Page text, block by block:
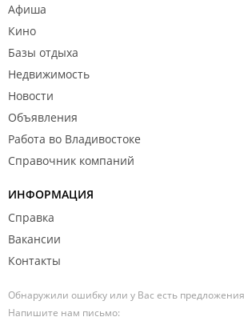
Афиша
Кино
Базы отдыха
Недвижимость
Новости
Объявления
Работа во Владивостоке
Справочник компаний
ИНФОРМАЦИЯ
Справка
Вакансии
Контакты
Обнаружили ошибку или у Вас есть
Напишите нам письмо: